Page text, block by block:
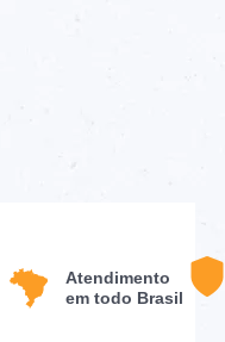
Atendimento
em todo Brasil